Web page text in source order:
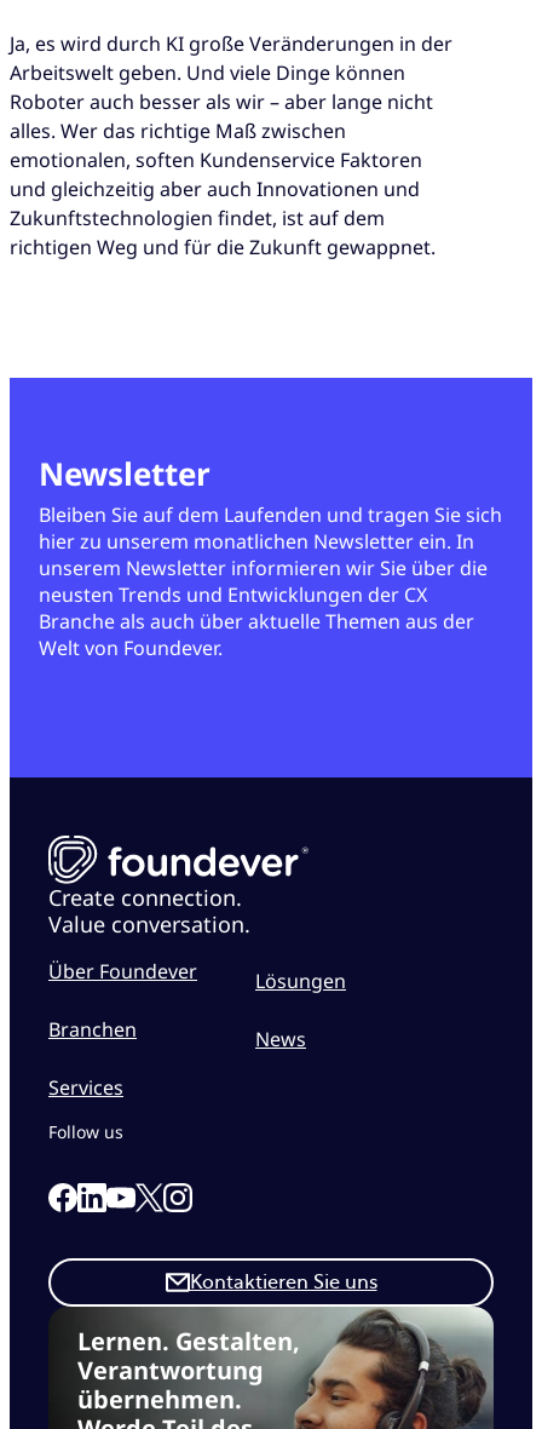
Ja, es wird durch KI große Veränderungen in der
Arbeitswelt geben. Und viele Dinge können
Roboter auch besser als wir – aber lange nicht
alles. Wer das richtige Maß zwischen
emotionalen, soften Kundenservice Faktoren
und gleichzeitig aber auch Innovationen und
Zukunftstechnologien findet, ist auf dem
richtigen Weg und für die Zukunft gewappnet.
Newsletter
Bleiben Sie auf dem Laufenden und tragen Sie sich
hier zu unserem monatlichen Newsletter ein. In
unserem Newsletter informieren wir Sie über die
neusten Trends und Entwicklungen der CX
Branche als auch über aktuelle Themen aus der
Welt von Foundever.
Create connection.
Value conversation.
Über Foundever
Branchen
Services
Lösungen
News
Lernen. Gestalten,
Verantwortung
übernehmen.
Kontaktieren Sie uns
Follow us
Link to our Facebook page
Link to our Linkedin page
Link to our Youtube page
Link to our X page
Link to our Instagram page